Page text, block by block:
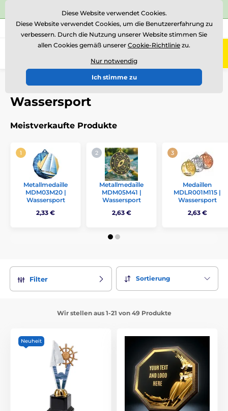
⭐Siehe 504 verifizierte Bewertungen auf
Rufen Sie uns an (Mo-Fr 15-18) +43 676 361 37 22
0
Einführung Auszeichnungen nach Thema Wassersport
Wassersport
Meistverkaufte Produkte
Metallmedaille
MDM03M20 |
Wassersport
2,33 €
Metallmedaille
MDM05M41 |
Wassersport
2,63 €
Medaillen
MDLR001M115 |
Wassersport
2,63 €
Filter Sortierung
Wir stellen aus 1-21 von 49 Produkte
Neuheit
Diese Website verwendet Cookies.
Diese Website verwendet Cookies, um die Benutzererfahrung zu
verbessern. Durch die Nutzung unserer Website stimmen Sie
allen Cookies gemäß unserer Cookie-Richtlinie zu.
Nur notwendig
Ich stimme zu